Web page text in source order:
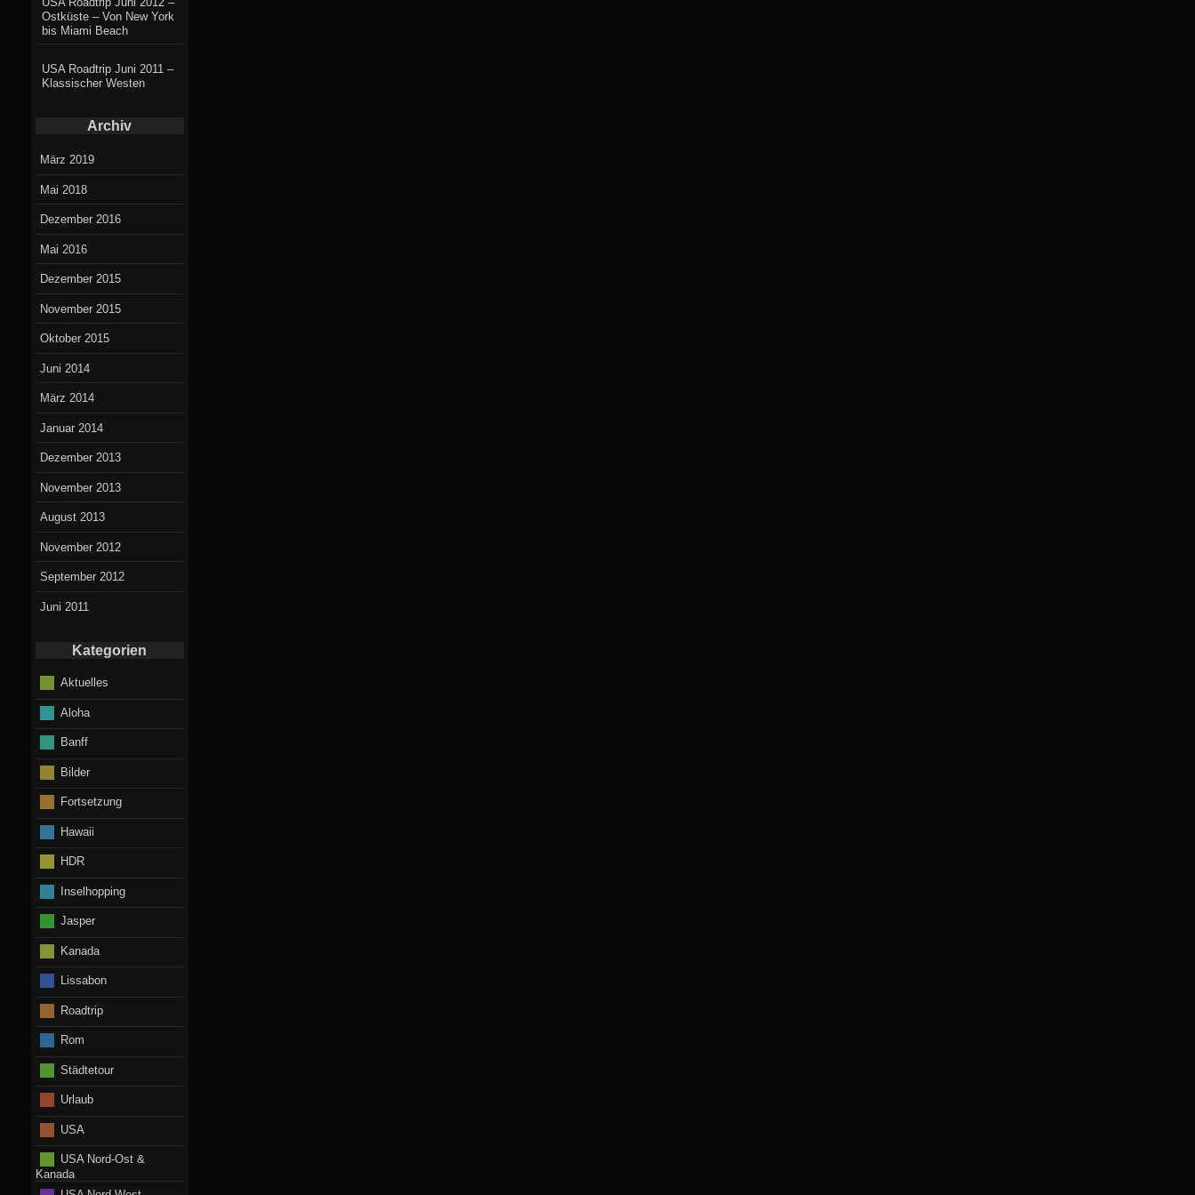
Ostküste – Von New York
bis Miami Beach
USA Roadtrip Juni 2011 –
Klassischer Westen
Archiv
März 2019
Mai 2018
Dezember 2016
Mai 2016
Dezember 2015
November 2015
Oktober 2015
Juni 2014
März 2014
Januar 2014
Dezember 2013
November 2013
August 2013
November 2012
September 2012
Juni 2011
Kategorien
Aktuelles
Aloha
Banff
Bilder
Fortsetzung
Hawaii
HDR
Inselhopping
Jasper
Kanada
Lissabon
Roadtrip
Rom
Städtetour
Urlaub
USA
USA Nord-Ost &
Kanada